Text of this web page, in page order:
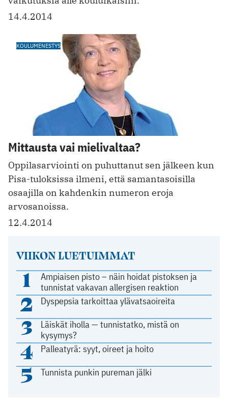
14.4.2014
KOULUMENESTYS
Mittausta vai mielivaltaa?
Oppilasarviointi on puhuttanut sen jälkeen kun
Pisa-tuloksissa ilmeni, että samantasoisilla
osaajilla on kahdenkin numeron eroja
arvosanoissa.
12.4.2014
VIIKON LUETUIMMAT
1
Ampiaisen pisto – näin hoidat pistoksen ja
tunnistat vakavan allergisen reaktion
2 Dyspepsia tarkoittaa ylävatsaoireita
3
Läiskät iholla — tunnistatko, mistä on
kysymys?
4 Palleatyrä: syyt, oireet ja hoito
5 Tunnista punkin pureman jälki